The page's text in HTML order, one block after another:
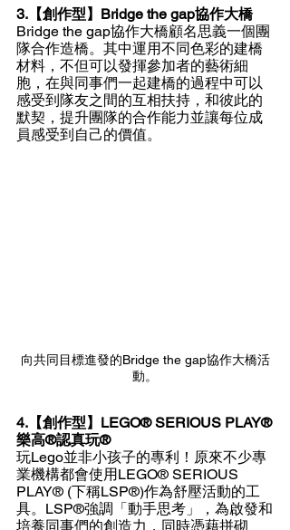
3.【創作型】Bridge the gap協作大橋
Bridge the gap協作大橋顧名思義一個團
隊合作造橋。其中運用不同色彩的建橋
材料，不但可以發揮參加者的藝術細
胞，在與同事們一起建橋的過程中可以
感受到隊友之間的互相扶持，和彼此的
默契，提升團隊的合作能力並讓每位成
員感受到自己的價值。
向共同目標進發的Bridge the gap協作大橋活
動。
4.【創作型】LEGO® SERIOUS PLAY®
樂高®認真玩®
玩Lego並非小孩子的專利！原來不少專
業機構都會使用LEGO® SERIOUS
PLAY® (下稱LSP®)作為舒壓活動的工
具。LSP®強調「動手思考」，為啟發和
培養同事們的創造力，同時憑藉拼砌